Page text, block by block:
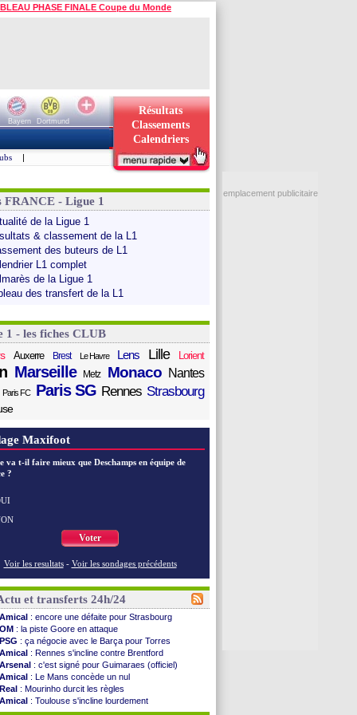
PHASE FINALE Coupe du Monde
Bayern
Dortmund
Résultats
Classements
Calendriers
|
FRANCE - Ligue 1
de la Ligue 1
& classement de la L1
des buteurs de L1
L1 complet
de la Ligue 1
des transfert de la L1
1 - les fiches CLUB
Auxerre Brest Le Havre Lens Lille Lorient
Marseille Metz Monaco Nantes
Paris FC Paris SG Rennes Strasbourg
Maxifoot
va t-il faire mieux que Deschamps en équipe de
?
Voter
Voir les resultats - Voir les sondages précédents
et transferts 24h/24
Amical : encore une défaite pour Strasbourg
OM : la piste Goore en attaque
PSG : ça négocie avec le Barça pour Torres
Amical : Rennes s'incline contre Brentford
Arsenal : c'est signé pour Guimaraes (officiel)
Amical : Le Mans concède un nul
Real : Mourinho durcit les règles
Amical : Toulouse s'incline lourdement
OM: Benatia et la "médiocrité" dans le club
emplacement publicitaire